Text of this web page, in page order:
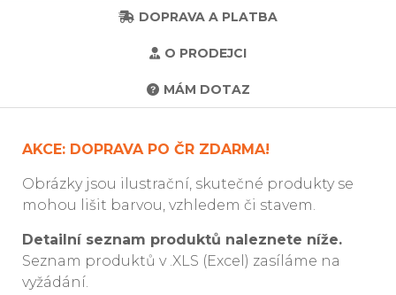
DOPRAVA A PLATBA
O PRODEJCI
MÁM DOTAZ
AKCE: DOPRAVA PO ČR ZDARMA!
Obrázky jsou ilustrační, skutečné produkty se
mohou lišit barvou, vzhledem či stavem.
Detailní seznam produktů naleznete níže.
Seznam produktů v .XLS (Excel) zasíláme na
vyžádání.